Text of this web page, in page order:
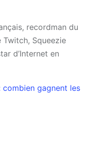
recordman du
Squeezie
d’Internet en
combien gagnent les